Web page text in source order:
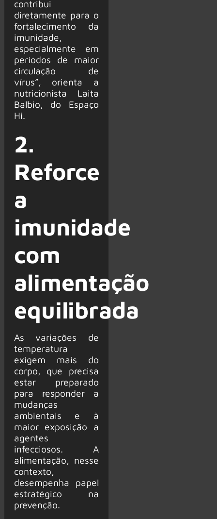
contribui
diretamente para o
fortalecimento da
imunidade,
especialmente em
períodos de maior
circulação de
vírus”, orienta a
nutricionista Laita
Balbio, do Espaço
Hi.
2.
Reforce
a
imunidade
com
alimentação
equilibrada
As variações de
temperatura
exigem mais do
corpo, que precisa
estar preparado
para responder a
mudanças
ambientais e à
maior exposição a
agentes
infecciosos. A
alimentação, nesse
contexto,
desempenha papel
estratégico na
prevenção.